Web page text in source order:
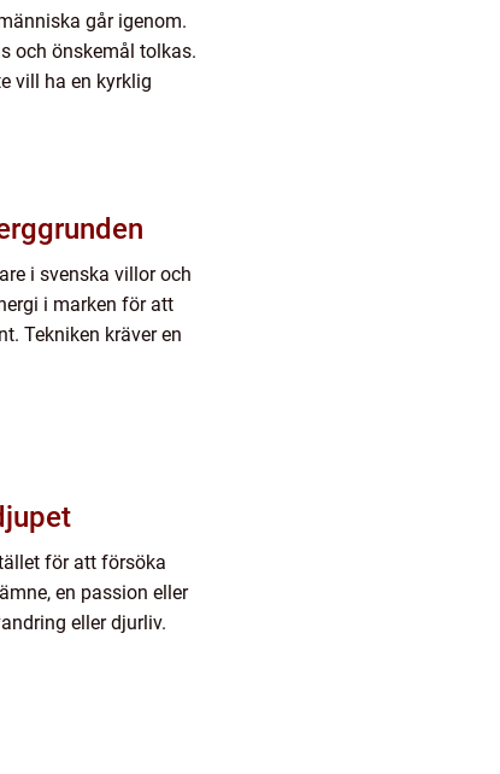
går igenom.
och önskemål tolkas.
vill ha en kyrklig
berggrunden
i svenska villor och
i marken för att
Tekniken kräver en
djupet
för att försöka
en passion eller
eller djurliv.